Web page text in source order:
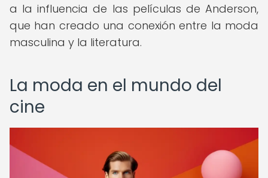
a la influencia de las películas de Anderson,
que han creado una conexión entre la moda
masculina y la literatura.
La moda en el mundo del
cine